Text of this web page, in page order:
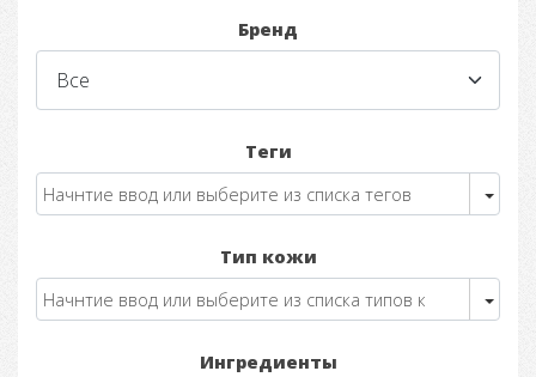
Бренд
Теги
Тип кожи
Ингредиенты